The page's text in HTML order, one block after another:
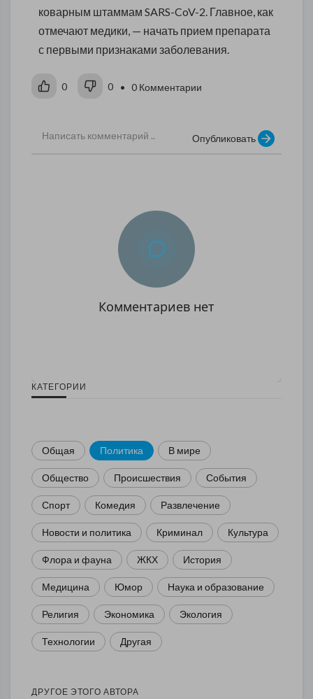
коварным штаммам SARS-CoV-2. Главное, как
отмечают медики, — начать прием препарата
с первыми признаками заболевания.
0 0 • 0 Комментарии
Опубликовать
Комментариев нет
КАТЕГОРИИ
Общая Политика В мире
Общество Происшествия События
Спорт Комедия Развлечение
Новости и политика Криминал Культура
Флора и фауна ЖКХ История
Медицина Юмор Наука и образование
Религия Экономика Экология
Технологии Другая
ДРУГОЕ ЭТОГО АВТОРА